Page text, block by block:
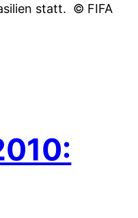
statt. © FIFA